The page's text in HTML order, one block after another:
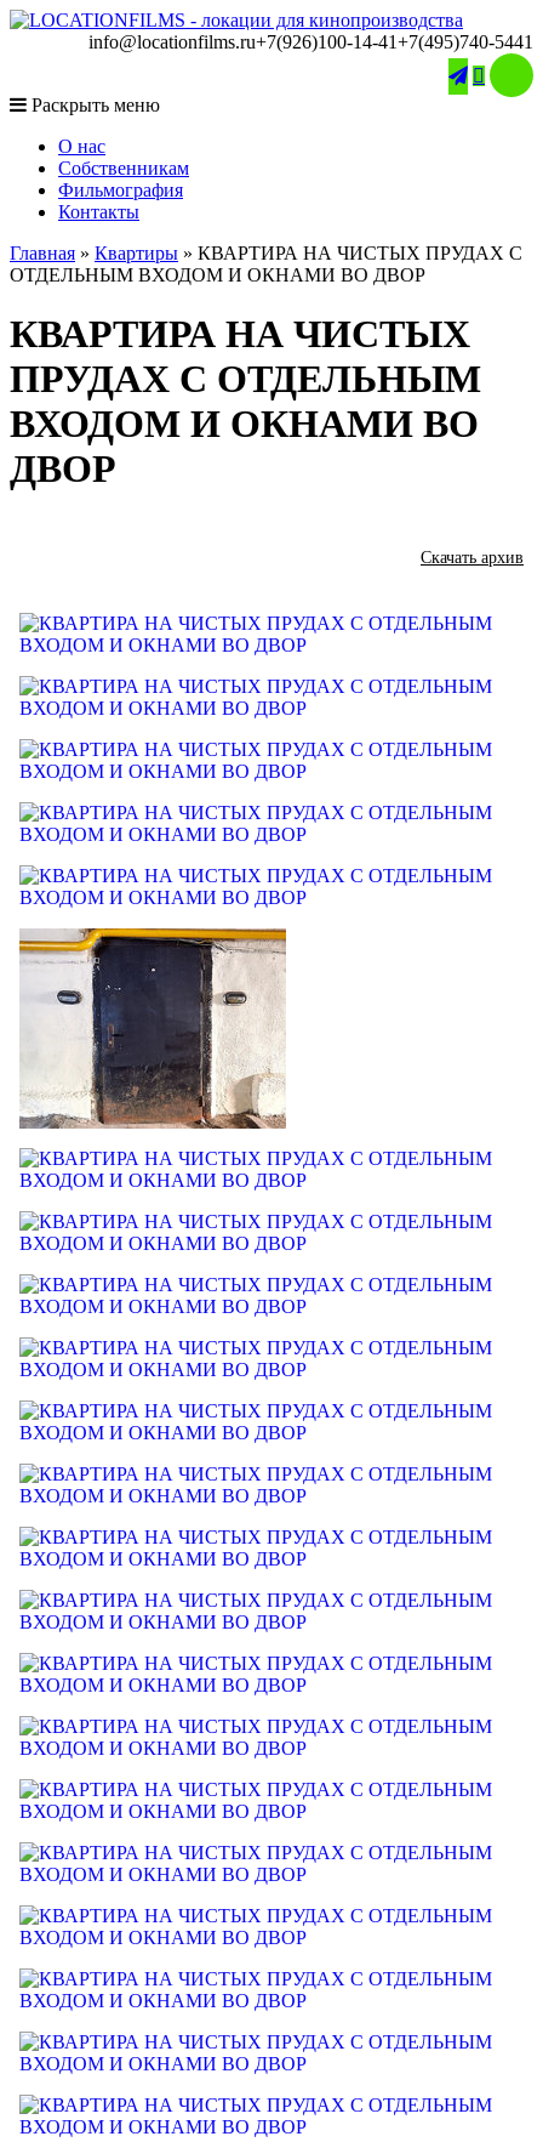
info@locationfilms.ru+7(926)100-14-41+7(495)740-5441

Раскрыть меню
O нас
Собственникам
Фильмография
Контакты
Главная » Квартиры » КВАРТИРА НА ЧИСТЫХ ПРУДАХ С
ОТДЕЛЬНЫМ ВХОДОМ И ОКНАМИ ВО ДВОР
КВАРТИРА НА ЧИСТЫХ
ПРУДАХ С ОТДЕЛЬНЫМ
ВХОДОМ И ОКНАМИ ВО
ДВОР
Скачать архив